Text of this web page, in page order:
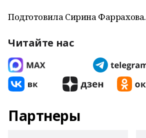
Подготовила Сирина Фаррахова.
Читайте нас
Партнеры